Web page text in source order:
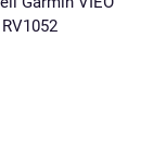
RV1052